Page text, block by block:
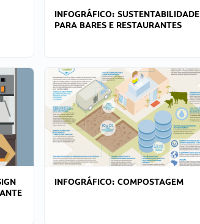
INFOGRÁFICO: SUSTENTABILIDADE
PARA BARES E RESTAURANTES
INFOGRÁFICO: COMPOSTAGEM